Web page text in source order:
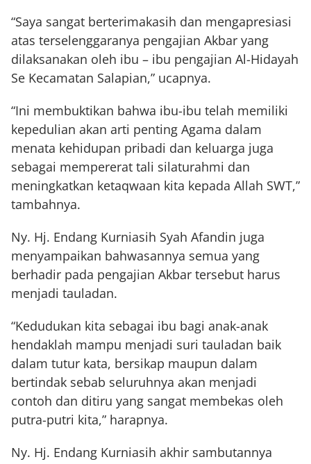
“Saya sangat berterimakasih dan mengapresiasi
atas terselenggaranya pengajian Akbar yang
dilaksanakan oleh ibu – ibu pengajian Al-Hidayah
Se Kecamatan Salapian,” ucapnya.
“Ini membuktikan bahwa ibu-ibu telah memiliki
kepedulian akan arti penting Agama dalam
menata kehidupan pribadi dan keluarga juga
sebagai mempererat tali silaturahmi dan
meningkatkan ketaqwaan kita kepada Allah SWT,”
tambahnya.
Ny. Hj. Endang Kurniasih Syah Afandin juga
menyampaikan bahwasannya semua yang
berhadir pada pengajian Akbar tersebut harus
menjadi tauladan.
“Kedudukan kita sebagai ibu bagi anak-anak
hendaklah mampu menjadi suri tauladan baik
dalam tutur kata, bersikap maupun dalam
bertindak sebab seluruhnya akan menjadi
contoh dan ditiru yang sangat membekas oleh
putra-putri kita,” harapnya.
Ny. Hj. Endang Kurniasih akhir sambutannya